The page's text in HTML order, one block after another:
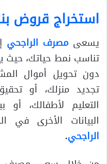
استخراج قروض
يسعى مصرف الراجحي
تناسب نمط حياتك،
دون تحويل أموال
تجديد منزلك، أو
التعليم لأطفالك،
البيانات الأخرى
الراجحي.